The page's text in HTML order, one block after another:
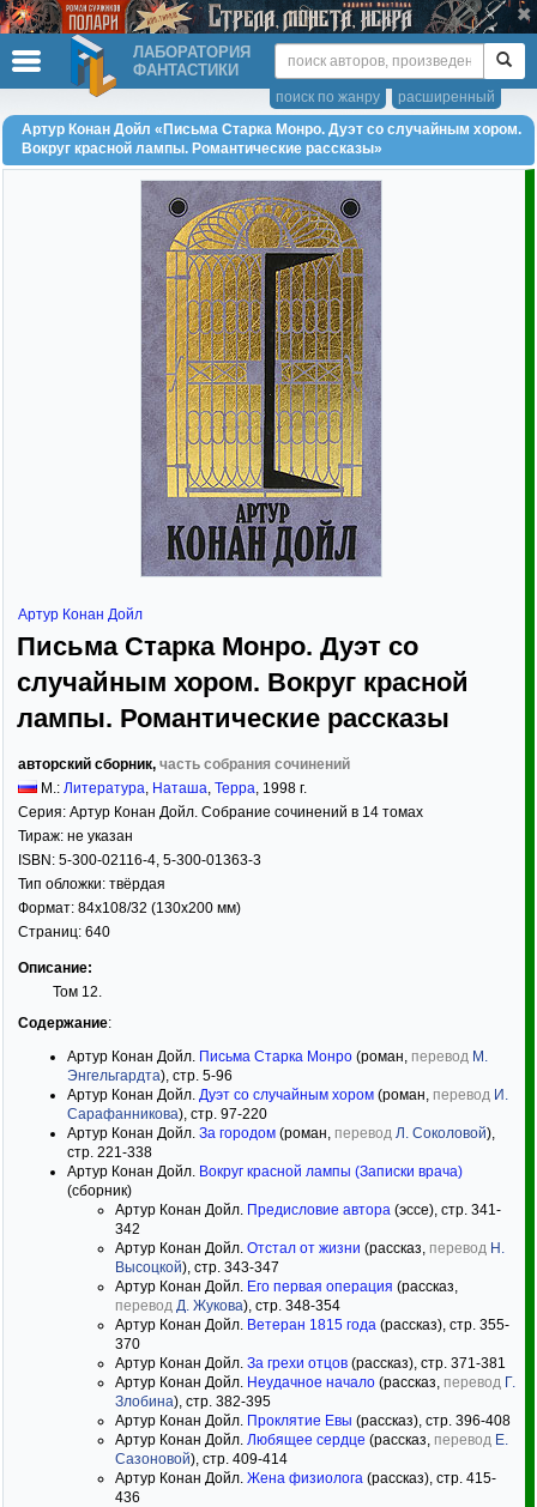
ЛАБОРАТОРИЯ
ФАНТАСТИКИ
расширенный
поиск по жанру
Артур Конан Дойл «Письма Старка Монро. Дуэт со случайным хором.
Вокруг красной лампы. Романтические рассказы»
Артур Конан Дойл
Письма Старка Монро. Дуэт со
случайным хором. Вокруг красной
лампы. Романтические рассказы
авторский сборник, часть собрания сочинений
М.: Литература, Наташа, Терра, 1998 г.
Серия: Артур Конан Дойл. Собрание сочинений в 14 томах
Тираж: не указан
ISBN: 5-300-02116-4, 5-300-01363-3
Тип обложки: твёрдая
Формат: 84x108/32 (130x200 мм)
Страниц: 640
Описание:
Том 12.
Содержание:
Артур Конан Дойл. Письма Старка Монро (роман, перевод М.
Энгельгардта), стр. 5-96
Артур Конан Дойл. Дуэт со случайным хором (роман, перевод И.
Сарафанникова), стр. 97-220
Артур Конан Дойл. За городом (роман, перевод Л. Соколовой),
стр. 221-338
Артур Конан Дойл. Вокруг красной лампы (Записки врача)
(сборник)
Артур Конан Дойл. Предисловие автора (эссе), стр. 341-
342
Артур Конан Дойл. Отстал от жизни (рассказ, перевод Н.
Высоцкой), стр. 343-347
Артур Конан Дойл. Его первая операция (рассказ,
перевод Д. Жукова), стр. 348-354
Артур Конан Дойл. Ветеран 1815 года (рассказ), стр. 355-
370
Артур Конан Дойл. За грехи отцов (рассказ), стр. 371-381
Артур Конан Дойл. Неудачное начало (рассказ, перевод Г.
Злобина), стр. 382-395
Артур Конан Дойл. Проклятие Евы (рассказ), стр. 396-408
Артур Конан Дойл. Любящее сердце (рассказ, перевод Е.
Сазоновой), стр. 409-414
Артур Конан Дойл. Жена физиолога (рассказ), стр. 415-
436